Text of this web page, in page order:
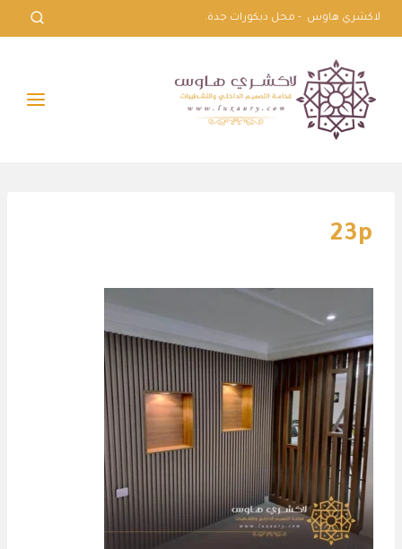
التجاوز
إلى
المحتوى
لاكشري هاوس - محل ديكورات جدة.
23p